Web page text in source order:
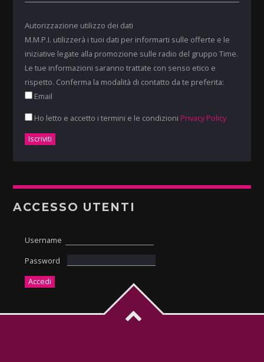
Autorizzazione utilizzo dei dati
M.M.P.I. utilizzerà i tuoi dati per informarti sulle offerte e le
iniziative legate alla promozione sulle radio del gruppo Time.
Le tue informazioni saranno trattate con senso etico e
rispetto. Conferma la modalità di contatto da te preferita:
Email
Ho letto e accetto i termini e le condizioni Privacy Policy
ACCESSO UTENTI
Username
Password